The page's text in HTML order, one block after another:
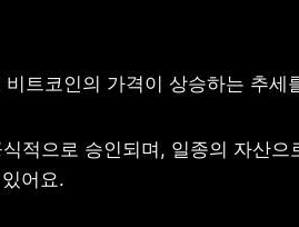
트코인의 가격이 상승하는 추세
적으로 승인되며, 일종의 자산으
어요.